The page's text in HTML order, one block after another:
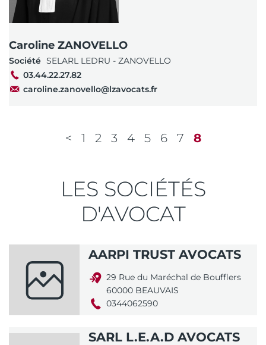
Caroline ZANOVELLO
Société SELARL LEDRU - ZANOVELLO
03.44.22.27.82
caroline.zanovello@lzavocats.fr
1 2 3 4 5 6 7 8
LES SOCIÉTÉS
D'AVOCAT
AARPI TRUST AVOCATS
29 Rue du Maréchal de Boufflers
60000 BEAUVAIS
0344062590
SARL L.E.A.D AVOCATS